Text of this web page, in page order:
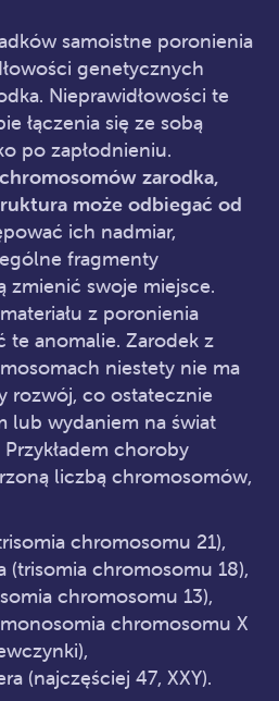
samoistne poronienia
genetycznych
Nieprawidłowości te
łączenia się ze sobą
po zapłodnieniu.
zarodka,
może odbiegać od
ich nadmiar,
fragmenty
swoje miejsce.
materiału z poronienia
te anomalie. Zarodek z
niestety nie ma
rozwój, co ostatecznie
lub wydaniem na świat
choroby
liczbą chromosomów,
chromosomu 21),
(trisomia chromosomu 18),
chromosomu 13),
chromosomu X
(najczęściej 47, XXY).